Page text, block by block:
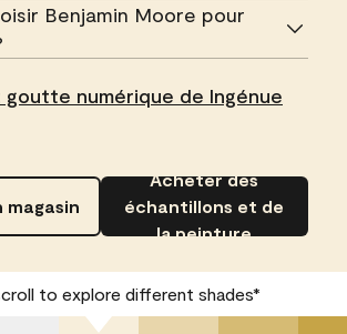
Benjamin Moore pour
goutte numérique de Ingénue
magasin
Acheter des
échantillons et de
la peinture
to explore different shades*